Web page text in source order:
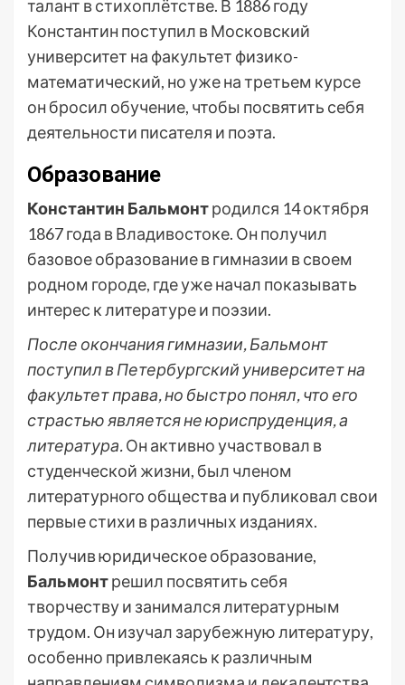
талант в стихоплётстве. В 1886 году
Константин поступил в Московский
университет на факультет физико-
математический, но уже на третьем курсе
он бросил обучение, чтобы посвятить себя
деятельности писателя и поэта.
Образование
Константин Бальмонтродился 14 октября
1867 года в Владивостоке. Он получил
базовое образование в гимназии в своем
родном городе, где уже начал показывать
интерес к литературе и поэзии.
После окончания гимназии, Бальмонт
поступил в Петербургский университет на
факультет права, но быстро понял, что его
страстью является не юриспруденция, а
литература.Он активно участвовал в
студенческой жизни, был членом
литературного общества и публиковал свои
первые стихи в различных изданиях.
Получив юридическое образование,
Бальмонтрешил посвятить себя
творчеству и занимался литературным
трудом. Он изучал зарубежную литературу,
особенно привлекаясь к различным